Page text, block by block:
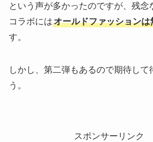
という声が多かったのですが、残念
コラボにはオールドファッションは
す。
しかし、第二弾もあるので期待して
う。
スポンサーリンク